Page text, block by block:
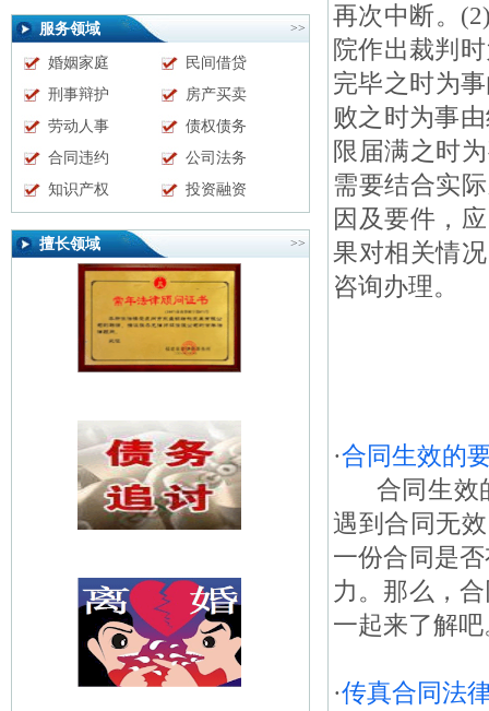
服务领域 >>
婚姻家庭
民间借贷
刑事辩护
房产买卖
劳动人事
债权债务
合同违约
公司法务
知识产权
投资融资
擅长领域 >>
再次中断。
院作出裁判
完毕之时为
败之时为事
限届满之时
需要结合实
因及要件，
果对相关情
咨询办理。
·合同生效的
合同生效
遇到合同无
一份合同是
力。那么，
一起来了解
·传真合同法